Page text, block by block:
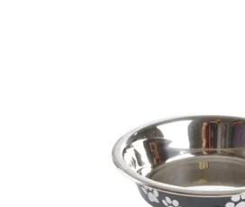
Cuisine et art de la table
Salle de bain et beauté